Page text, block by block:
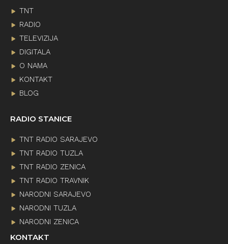
TNT
RADIO
TELEVIZIJA
DIGITALA
O NAMA
KONTAKT
BLOG
RADIO STANICE
TNT RADIO SARAJEVO
TNT RADIO TUZLA
TNT RADIO ZENICA
TNT RADIO TRAVNIK
NARODNI SARAJEVO
NARODNI TUZLA
NARODNI ZENICA
KONTAKT